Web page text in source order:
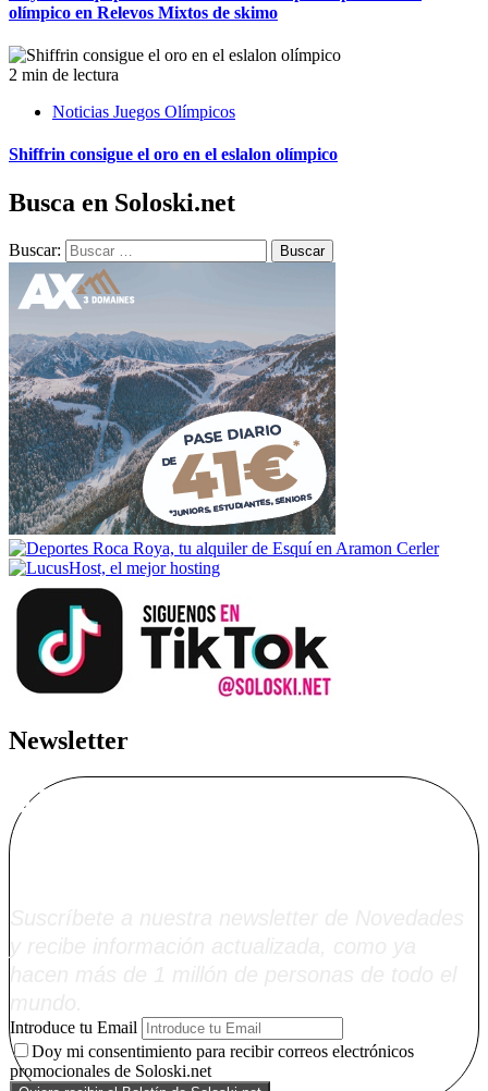
olímpico en Relevos Mixtos de skimo
2 min de lectura
Noticias Juegos Olímpicos
Shiffrin consigue el oro en el eslalon olímpico
Busca en Soloski.net
Buscar:
Newsletter
Alta Boletín
Introduce tu Email
Doy mi consentimiento para recibir correos electrónicos
promocionales de Soloski.net